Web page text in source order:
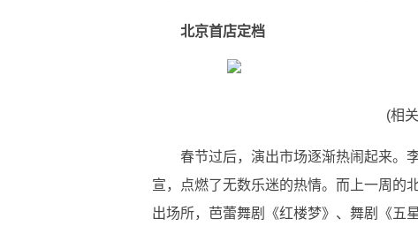
北京首店定档
(相
春节过后，演出市场逐渐热闹起来。
宣，点燃了无数乐迷的热情。而上一周的
出场所，芭蕾舞剧《红楼梦》、舞剧《五